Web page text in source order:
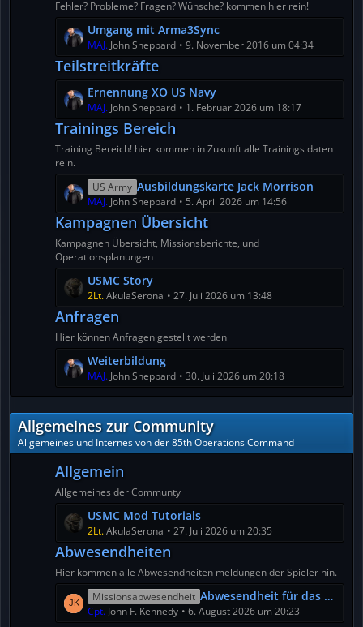
e
t
e
B
e
i
t
r
ä
g
e
Fehler? Probleme? Fragen? Wünsche? kommen hier rein!
L
e
t
z
t
e
B
i
t
r
g
e
Umgang mit Arma3Sync
MAJ. John Sheppard 9. November 2016 um 04:34
Teilstreitkräfte
L
e
t
t
e
B
e
i
t
r
ä
g
e
Ernennung XO US Navy
MAJ. John Sheppard 1. Februar 2026 um 18:17
Trainings Bereich
Training Bereich! hier kommen in Zukunft alle Trainings daten
rein.
L
e
t
t
e
B
i
t
r
ä
g
e
US Army Ausbildungskarte Jack Morrison
MAJ. John Sheppard 5. April 2026 um 14:56
Kampagnen Übersicht
Kampagnen Übersicht, Missionsberichte, und
Operationsplanungen
L
e
t
t
e
B
e
i
t
r
ä
g
e
USMC Story
2Lt.AkulaSerona 27. Juli 2026 um 13:48
Anfragen
Hier können Anfragen gestellt werden
L
e
t
z
t
e
B
e
i
t
r
ä
g
e
Weiterbildung
MAJ. John Sheppard 30. Juli 2026 um 20:18
Allgemeines zur Community
Allgemeines und Internes von der 85th Operations Command
Allgemein
Allgemeines der Communty
L
e
t
t
e
B
USMC Mod Tutorials
2Lt.AkulaSerona 27. Juli 2026 um 20:35
Abwesendheiten
Hier kommen alle Abwesendheiten meldungen der Spieler hin.
L
e
Missionsabwesendheit Abwesendheit für das Wochenende
Cpt. John F. Kennedy 6. August 2026 um 20:23